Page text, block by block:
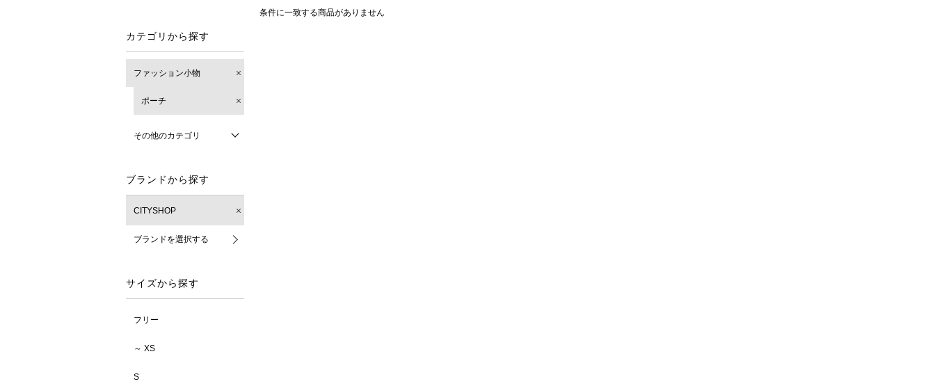
カテゴリから探す
ファッション小物
ポーチ
その他のカテゴリ
ブランドから探す
CITYSHOP
ブランドを選択する
サイズから探す
フリー
～ XS
S
条件に一致する商品がありません